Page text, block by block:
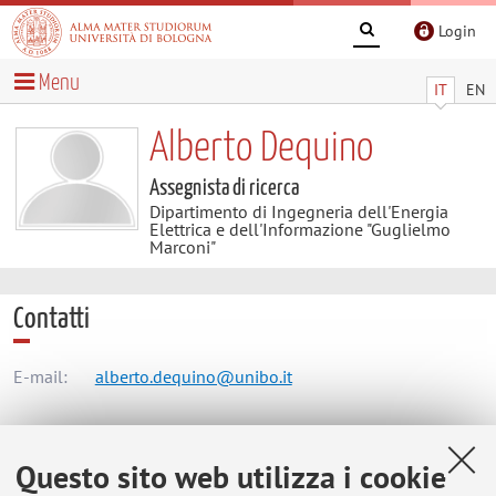
Questo sito web utilizza i cookie
Login
IT EN
Menu
Alberto Dequino
Assegnista di ricerca
Dipartimento di Ingegneria dell'Energia
Elettrica e dell'Informazione "Guglielmo
Marconi"
Contatti
E-mail: alberto.dequino@unibo.it
Dipartimento di Ingegneria dell'Energia Elettrica e
dell'Informazione "Guglielmo Marconi"